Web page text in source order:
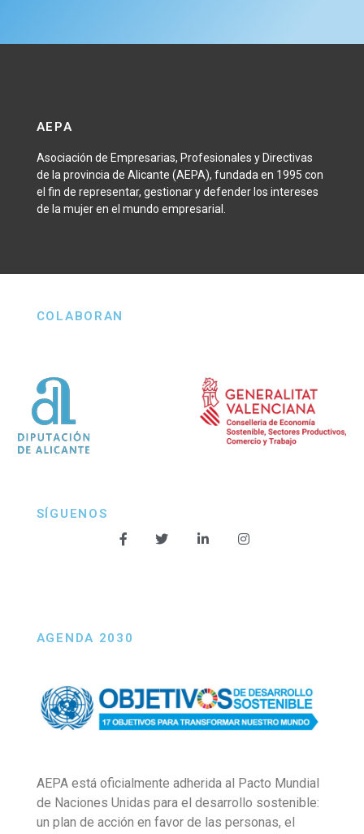
AEPA
Asociación de Empresarias, Profesionales y Directivas
de la provincia de Alicante (AEPA), fundada en 1995 con
el fin de representar, gestionar y defender los intereses
de la mujer en el mundo empresarial.
COLABORAN
SÍGUENOS
AGENDA 2030
AEPA está oficialmente adherida al Pacto Mundial
de Naciones Unidas para el desarrollo sostenible:
un plan de acción en favor de las personas, el